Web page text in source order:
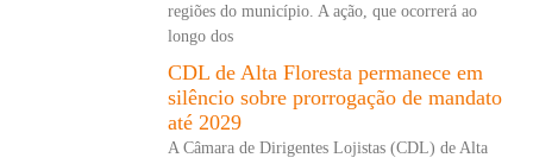
regiões do município. A ação, que ocorrerá ao
longo dos
CDL de Alta Floresta permanece em
silêncio sobre prorrogação de mandato
até 2029
A Câmara de Dirigentes Lojistas (CDL) de Alta